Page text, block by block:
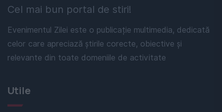
Cel mai bun portal de stiri!
Evenimentul Zilei este o publicație multimedia, dedicată
celor care apreciază știrile corecte, obiective și
relevante din toate domeniile de activitate
Utile